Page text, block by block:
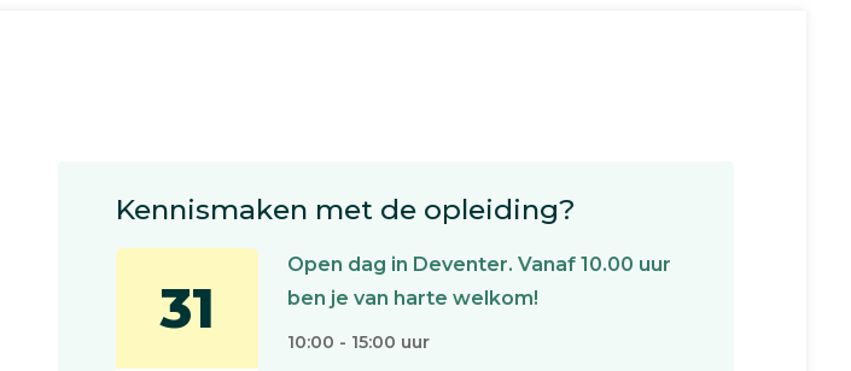
Kennismaken met de opleiding?
31
Open dag in Deventer. Vanaf 10.00 uur
ben je van harte welkom!
10:00 - 15:00 uur